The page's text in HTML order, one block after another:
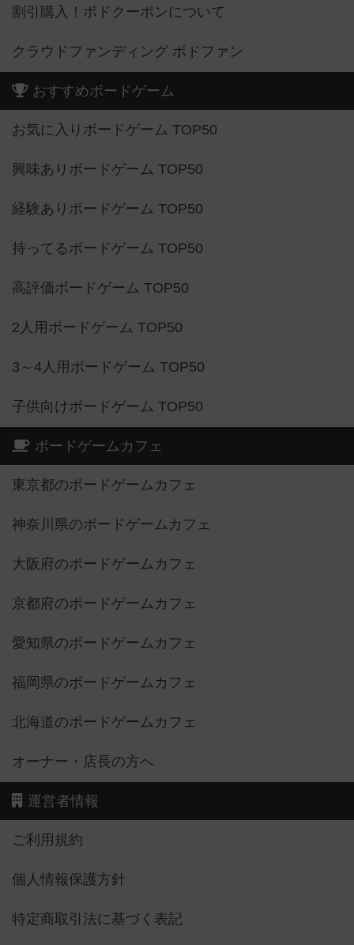
割引購入！ボドクーポンについて
クラウドファンディング ボドファン
おすすめボードゲーム
お気に入りボードゲーム TOP50
興味ありボードゲーム TOP50
経験ありボードゲーム TOP50
持ってるボードゲーム TOP50
高評価ボードゲーム TOP50
2人用ボードゲーム TOP50
3～4人用ボードゲーム TOP50
子供向けボードゲーム TOP50
ボードゲームカフェ
東京都のボードゲームカフェ
神奈川県のボードゲームカフェ
大阪府のボードゲームカフェ
京都府のボードゲームカフェ
愛知県のボードゲームカフェ
福岡県のボードゲームカフェ
北海道のボードゲームカフェ
オーナー・店長の方へ
運営者情報
ご利用規約
個人情報保護方針
特定商取引法に基づく表記